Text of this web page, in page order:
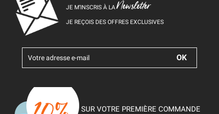
JE M’INSCRIS À LANewsletter
JE REÇOIS DES OFFRES EXCLUSIVES
SUR VOTRE PREMIÈRE COMMANDE